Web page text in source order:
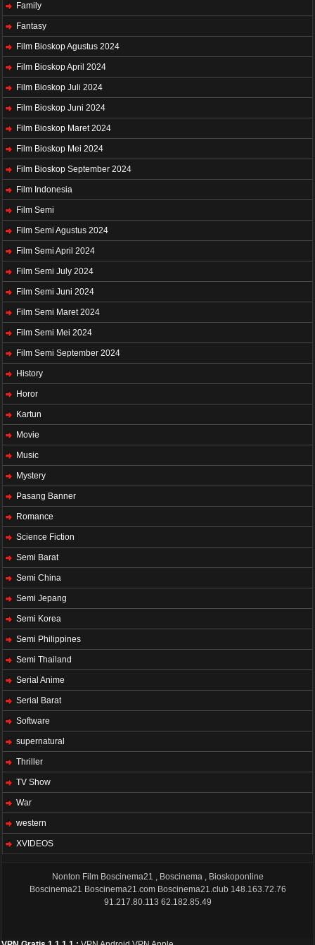
Family
Fantasy
Film Bioskop Agustus 2024
Film Bioskop April 2024
Film Bioskop Juli 2024
Film Bioskop Juni 2024
Film Bioskop Maret 2024
Film Bioskop Mei 2024
Film Bioskop September 2024
Film Indonesia
Film Semi
Film Semi Agustus 2024
Film Semi April 2024
Film Semi July 2024
Film Semi Juni 2024
Film Semi Maret 2024
Film Semi Mei 2024
Film Semi September 2024
History
Horor
Kartun
Movie
Music
Mystery
Pasang Banner
Romance
Science Fiction
Semi Barat
Semi China
Semi Jepang
Semi Korea
Semi Philippines
Semi Thailand
Serial Anime
Serial Barat
Software
supernatural
Thriller
TV Show
War
western
XVIDEOS
Nonton Film Boscinema21 , Boscinema , Bioskoponline
Boscinema21 Boscinema21.com Boscinema21.club 148.163.72.76
91.217.80.113 62.182.85.49